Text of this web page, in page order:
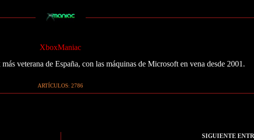
XboxManiac
veterana de España, con las máquinas de Microsoft en vena desde 2001.
ARTÍCULOS: 2786
SIGUIENTE